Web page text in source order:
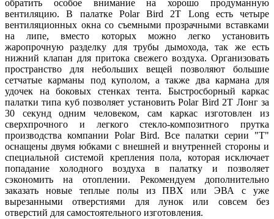
обратить особое внимание на хорошо продуманную
вентиляцию. В палатке Polar Bird 2T Long есть четыре
вентиляционных окна со съемными прозрачными вставками
на липе, вместо которых можно легко установить
жаропрочную разделку для трубы дымохода, так же есть
нижний клапан для притока свежего воздуха. Организовать
пространство для небольших вещей позволяют большие
сетчатые карманы под куполом, а также два кармана для
удочек на боковых стенках тента. Быстросборный каркас
палатки типа куб позволяет установить Polar Bird 2Т Лонг за
30 секунд одним человеком, сам каркас изготовлен из
сверхпрочного и легкого стекло-композитного прутка
производства компании Polar Bird. Все палатки серии "Т"
оснащены двумя юбками с внешней и внутренней стороны и
специальной системой крепления пола, которая исключает
попадание холодного воздуха в палатку и позволяет
сэкономить на отоплении. Рекомендуем дополнительно
заказать новые теплые полы из ПВХ или ЭВА с уже
вырезанными отверстиями для лунок или совсем без
отверстий для самостоятельного изготовления.